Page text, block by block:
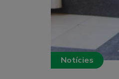
Notícies